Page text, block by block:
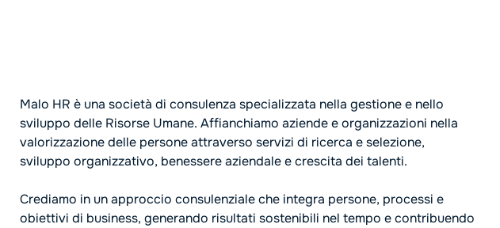
Malo HR è una società di consulenza specializzata nella gestione e nello
sviluppo delle Risorse Umane. Affianchiamo aziende e organizzazioni nella
valorizzazione delle persone attraverso servizi di ricerca e selezione,
sviluppo organizzativo, benessere aziendale e crescita dei talenti.
Crediamo in un approccio consulenziale che integra persone, processi e
obiettivi di business, generando risultati sostenibili nel tempo e contribuendo